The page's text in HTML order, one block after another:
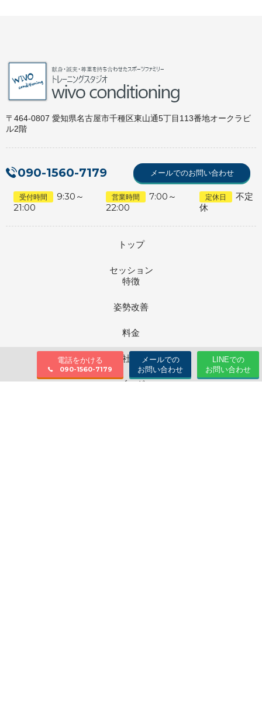
〒464-0807 愛知県名古屋市千種区東山通5丁目113番地オークラビ
ル2階
090-1560-7179 メールでのお問い合わせ
受付時間
9:30～
21:00
営業時間
7:00～
22:00
定休日
不定
休
トップ
セッション
特徴
姿勢改善
料金
会社情報
ブログ
電話をかける
090-1560-7179
メールでの
お問い合わせ
LINEでの
お問い合わせ